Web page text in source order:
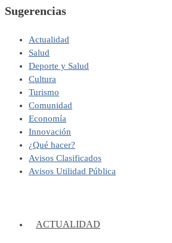
Sugerencias
Actualidad
Salud
Deporte y Salud
Cultura
Turismo
Comunidad
Economía
Innovación
¿Qué hacer?
Avisos Clasificados
Avisos Utilidad Pública
ACTUALIDAD